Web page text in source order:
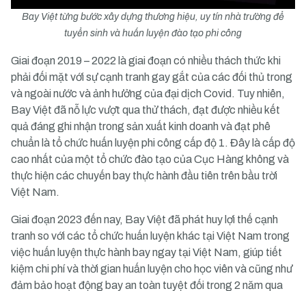
Bay Việt từng bước xây dựng thương hiệu, uy tín nhà trường để
tuyển sinh và huấn luyện đào tạo phi công
Giai đoạn 2019 – 2022 là giai đoạn có nhiều thách thức khi
phải đối mặt với sự cạnh tranh gay gắt của các đối thủ trong
và ngoài nước và ảnh hưởng của đại dịch Covid. Tuy nhiên,
Bay Việt đã nỗ lực vượt qua thử thách, đạt được nhiều kết
quả đáng ghi nhận trong sản xuất kinh doanh và đạt phê
chuẩn là tổ chức huấn luyện phi công cấp độ 1. Đây là cấp độ
cao nhất của một tổ chức đào tạo của Cục Hàng không và
thực hiện các chuyến bay thực hành đầu tiên trên bầu trời
Việt Nam.
Giai đoạn 2023 đến nay, Bay Việt đã phát huy lợi thế cạnh
tranh so với các tổ chức huấn luyện khác tại Việt Nam trong
việc huấn luyện thực hành bay ngay tại Việt Nam, giúp tiết
kiệm chi phí và thời gian huấn luyện cho học viên và cũng như
đảm bảo hoạt động bay an toàn tuyệt đối trong 2 năm qua